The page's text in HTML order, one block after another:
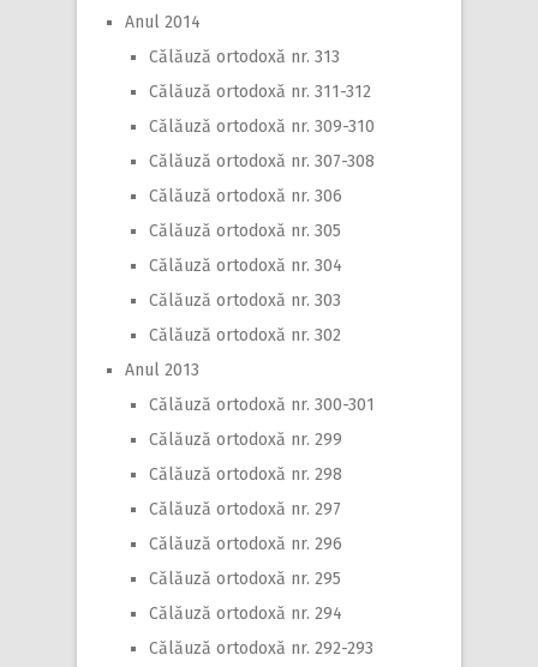
Anul 2014
Călăuză ortodoxă nr. 313
Călăuză ortodoxă nr. 311-312
Călăuză ortodoxă nr. 309-310
Călăuză ortodoxă nr. 307-308
Călăuză ortodoxă nr. 306
Călăuză ortodoxă nr. 305
Călăuză ortodoxă nr. 304
Călăuză ortodoxă nr. 303
Călăuză ortodoxă nr. 302
Anul 2013
Călăuză ortodoxă nr. 300-301
Călăuză ortodoxă nr. 299
Călăuză ortodoxă nr. 298
Călăuză ortodoxă nr. 297
Călăuză ortodoxă nr. 296
Călăuză ortodoxă nr. 295
Călăuză ortodoxă nr. 294
Călăuză ortodoxă nr. 292-293